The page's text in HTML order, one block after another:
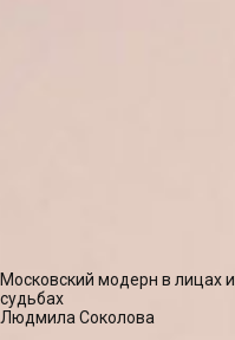
Московский модерн в лицах и
судьбах
Людмила Соколова